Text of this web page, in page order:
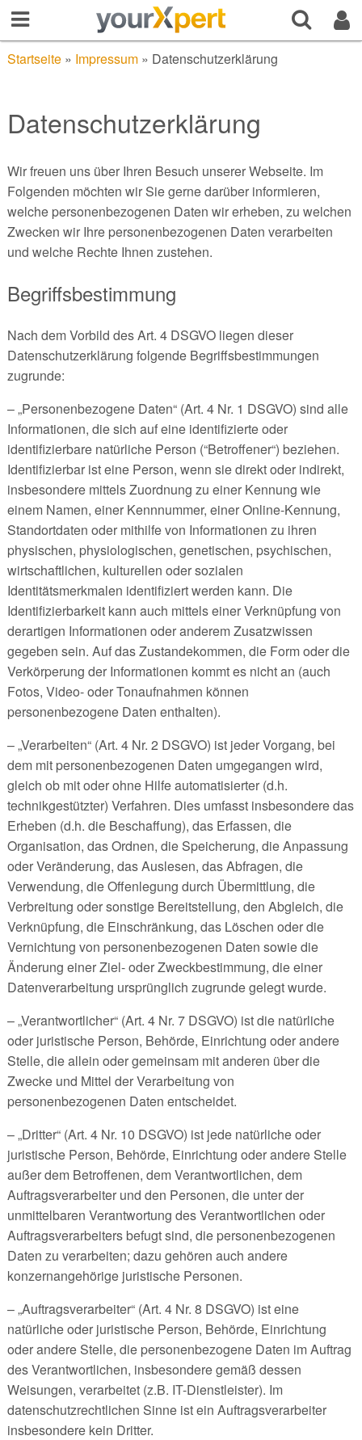
Startseite» Impressum» Datenschutzerklärung
Datenschutzerklärung
Wir freuen uns über Ihren Besuch unserer Webseite. Im
Folgenden möchten wir Sie gerne darüber informieren,
welche personenbezogenen Daten wir erheben, zu welchen
Zwecken wir Ihre personenbezogenen Daten verarbeiten
und welche Rechte Ihnen zustehen.
Begriffsbestimmung
Nach dem Vorbild des Art. 4 DSGVO liegen dieser
Datenschutzerklärung folgende Begriffsbestimmungen
zugrunde:
– „Personenbezogene Daten“ (Art. 4 Nr. 1 DSGVO) sind alle
Informationen, die sich auf eine identifizierte oder
identifizierbare natürliche Person (“Betroffener“) beziehen.
Identifizierbar ist eine Person, wenn sie direkt oder indirekt,
insbesondere mittels Zuordnung zu einer Kennung wie
einem Namen, einer Kennnummer, einer Online-Kennung,
Standortdaten oder mithilfe von Informationen zu ihren
physischen, physiologischen, genetischen, psychischen,
wirtschaftlichen, kulturellen oder sozialen
Identitätsmerkmalen identifiziert werden kann. Die
Identifizierbarkeit kann auch mittels einer Verknüpfung von
derartigen Informationen oder anderem Zusatzwissen
gegeben sein. Auf das Zustandekommen, die Form oder die
Verkörperung der Informationen kommt es nicht an (auch
Fotos, Video- oder Tonaufnahmen können
personenbezogene Daten enthalten).
– „Verarbeiten“ (Art. 4 Nr. 2 DSGVO) ist jeder Vorgang, bei
dem mit personenbezogenen Daten umgegangen wird,
gleich ob mit oder ohne Hilfe automatisierter (d.h.
technikgestützter) Verfahren. Dies umfasst insbesondere das
Erheben (d.h. die Beschaffung), das Erfassen, die
Organisation, das Ordnen, die Speicherung, die Anpassung
oder Veränderung, das Auslesen, das Abfragen, die
Verwendung, die Offenlegung durch Übermittlung, die
Verbreitung oder sonstige Bereitstellung, den Abgleich, die
Verknüpfung, die Einschränkung, das Löschen oder die
Vernichtung von personenbezogenen Daten sowie die
Änderung einer Ziel- oder Zweckbestimmung, die einer
Datenverarbeitung ursprünglich zugrunde gelegt wurde.
– „Verantwortlicher“ (Art. 4 Nr. 7 DSGVO) ist die natürliche
oder juristische Person, Behörde, Einrichtung oder andere
Stelle, die allein oder gemeinsam mit anderen über die
Zwecke und Mittel der Verarbeitung von
personenbezogenen Daten entscheidet.
– „Dritter“ (Art. 4 Nr. 10 DSGVO) ist jede natürliche oder
juristische Person, Behörde, Einrichtung oder andere Stelle
außer dem Betroffenen, dem Verantwortlichen, dem
Auftragsverarbeiter und den Personen, die unter der
unmittelbaren Verantwortung des Verantwortlichen oder
Auftragsverarbeiters befugt sind, die personenbezogenen
Daten zu verarbeiten; dazu gehören auch andere
konzernangehörige juristische Personen.
– „Auftragsverarbeiter“ (Art. 4 Nr. 8 DSGVO) ist eine
natürliche oder juristische Person, Behörde, Einrichtung
oder andere Stelle, die personenbezogene Daten im Auftrag
des Verantwortlichen, insbesondere gemäß dessen
Weisungen, verarbeitet (z.B. IT-Dienstleister). Im
datenschutzrechtlichen Sinne ist ein Auftragsverarbeiter
insbesondere kein Dritter.